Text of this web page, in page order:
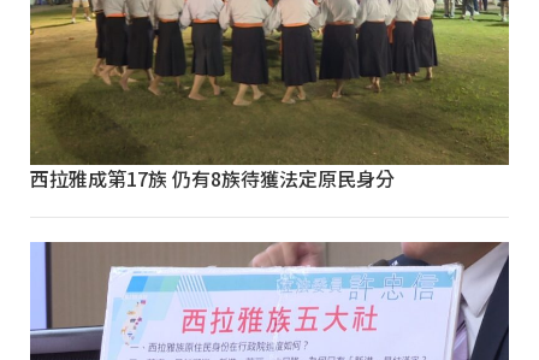
西拉雅成第17族 仍有8族待獲法定原民身分